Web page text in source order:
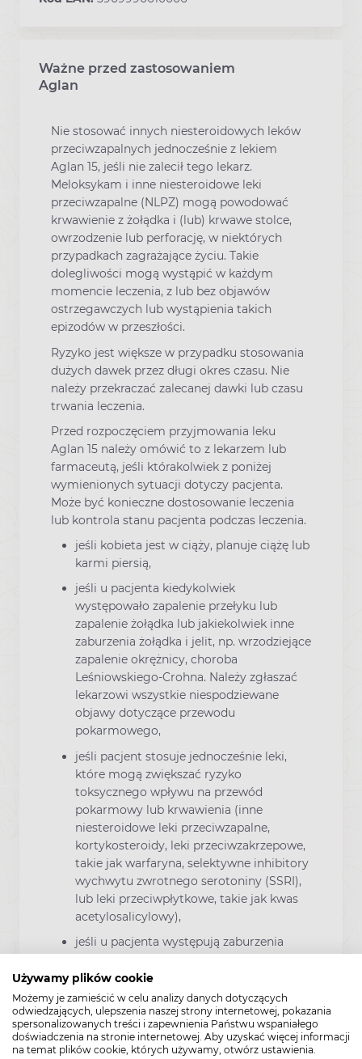
Używamy plików cookie
Możemy je zamieścić w celu analizy danych dotyczących
odwiedzających, ulepszenia naszej strony internetowej, pokazania
spersonalizowanych treści i zapewnienia Państwu wspaniałego
doświadczenia na stronie internetowej. Aby uzyskać więcej informacji
na temat plików cookie, których używamy, otwórz ustawienia.
Ważne przed zastosowaniem
Ostrzeżenia dotyczące stosowania leku
Aglan
Nie stosować innych niesteroidowych leków
przeciwzapalnych jednocześnie z lekiem
Aglan 15, jeśli nie zalecił tego lekarz.
Meloksykam i inne niesteroidowe leki
przeciwzapalne (NLPZ) mogą powodować
krwawienie z żołądka i (lub) krwawe stolce,
owrzodzenie lub perforację, w niektórych
przypadkach zagrażające życiu. Takie
dolegliwości mogą wystąpić w każdym
momencie leczenia, z lub bez objawów
ostrzegawczych lub wystąpienia takich
epizodów w przeszłości.
Ryzyko jest większe w przypadku stosowania
dużych dawek przez długi okres czasu. Nie
należy przekraczać zalecanej dawki lub czasu
trwania leczenia.
Przed rozpoczęciem przyjmowania leku
Aglan 15 należy omówić to z lekarzem lub
farmaceutą, jeśli którakolwiek z poniżej
wymienionych sytuacji dotyczy pacjenta.
Może być konieczne dostosowanie leczenia
lub kontrola stanu pacjenta podczas leczenia.
jeśli kobieta jest w ciąży, planuje ciążę lub
karmi piersią,
jeśli u pacjenta kiedykolwiek
występowało zapalenie przełyku lub
zapalenie żołądka lub jakiekolwiek inne
zaburzenia żołądka i jelit, np. wrzodziejące
zapalenie okrężnicy, choroba
Leśniowskiego-Crohna. Należy zgłaszać
lekarzowi wszystkie niespodziewane
objawy dotyczące przewodu
pokarmowego,
jeśli pacjent stosuje jednocześnie leki,
które mogą zwiększać ryzyko
toksycznego wpływu na przewód
pokarmowy lub krwawienia (inne
niesteroidowe leki przeciwzapalne,
kortykosteroidy, leki przeciwzakrzepowe,
takie jak warfaryna, selektywne inhibitory
wychwytu zwrotnego serotoniny (SSRI),
lub leki przeciwpłytkowe, takie jak kwas
acetylosalicylowy),
jeśli u pacjenta występują zaburzenia
pacjent uważa, że istnieje u niego ryzyko
wystąpienia tych chorób (na przykład jeśli
pacjent ma wysokie ciśnienie tętnicze,
cukrzycę lub zwiększone stężenie
cholesterolu, lub pali tytoń),